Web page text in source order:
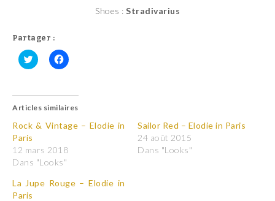
Shoes : Stradivarius
Partager :
C
q
e
p
o
u
r
p
a
a
g
C
q
e
p
o
r
p
a
t
a
Articles similaires
Rock & Vintage – Elodie in
Paris
12 mars 2018
Dans "Looks"
Sailor Red – Elodie in Paris
24 août 2015
Dans "Looks"
La Jupe Rouge – Elodie in
Paris